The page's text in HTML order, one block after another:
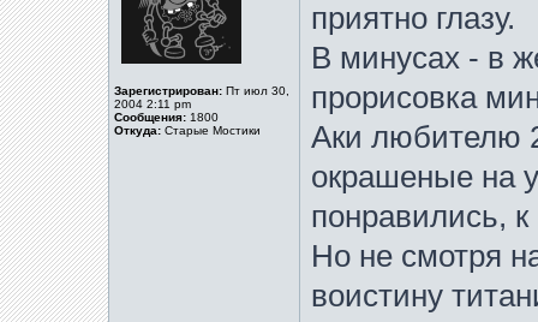
Зарегистрирован: Пт июл 30,
2004 2:11 pm
Сообщения: 1800
Откуда: Старые Мостики
приятно глазу.
В минусах - в
прорисовка
Аки любителю
окрашеные на
понравились,
Но не смотря
воистину